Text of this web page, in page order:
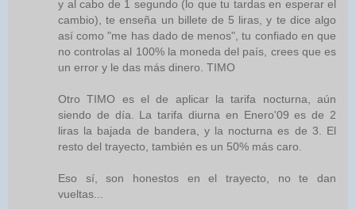
y al cabo de 1 segundo (lo que tu tardas en esperar el
cambio), te enseña un billete de 5 liras, y te dice algo
así como "me has dado de menos", tu confiado en que
no controlas al 100% la moneda del país, crees que es
un error y le das más dinero. TIMO
Otro TIMO es el de aplicar la tarifa nocturna, aún
siendo de día. La tarifa diurna en Enero'09 es de 2
liras la bajada de bandera, y la nocturna es de 3. El
resto del trayecto, también es un 50% más caro.
Eso sí, son honestos en el trayecto, no te dan
vueltas...